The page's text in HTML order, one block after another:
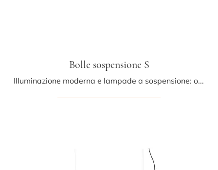
Bolle sospensione S
Illuminazione moderna e lampade a sospensione: ottieni informazioni sulla lampada Bolle sospensione S in metallo che ti proponiamo.